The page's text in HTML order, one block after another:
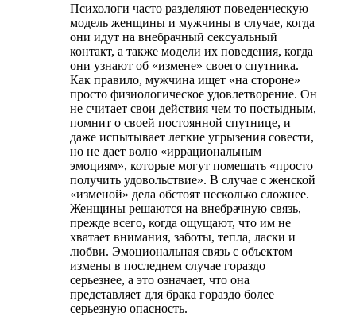
Психологи часто разделяют поведенческую
модель женщины и мужчины в случае, когда
они идут на внебрачный сексуальный
контакт, а также модели их поведения, когда
они узнают об «измене» своего спутника.
Как правило, мужчина ищет «на стороне»
просто физиологическое удовлетворение. Он
не считает свои действия чем то постыдным,
помнит о своей постоянной спутнице, и
даже испытывает легкие угрызения совести,
но не дает волю «иррациональным
эмоциям», которые могут помешать «просто
получить удовольствие». В случае с женской
«изменой» дела обстоят несколько сложнее.
Женщины решаются на внебрачную связь,
прежде всего, когда ощущают, что им не
хватает внимания, заботы, тепла, ласки и
любви. Эмоциональная связь с объектом
измены в последнем случае гораздо
серьезнее, а это означает, что она
представляет для брака гораздо более
серьезную опасность.